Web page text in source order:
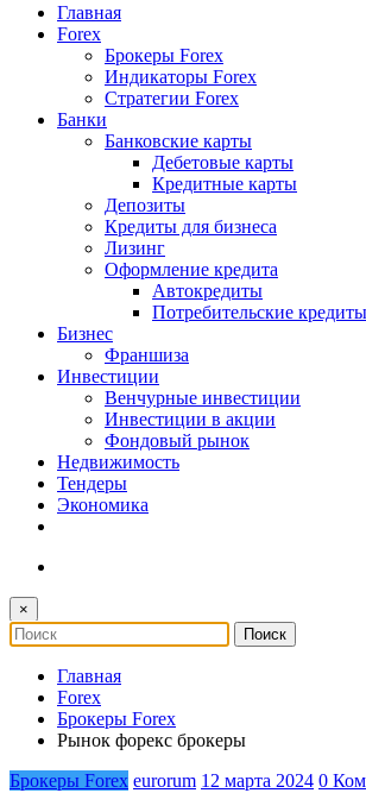
Главная
Forex
Брокеры Forex
Индикаторы Forex
Стратегии Forex
Банки
Банковские карты
Дебетовые карты
Кредитные карты
Депозиты
Кредиты для бизнеса
Лизинг
Оформление кредита
Автокредиты
Потребительские кредиты
Бизнес
Франшиза
Инвестиции
Венчурные инвестиции
Инвестиции в акции
Фондовый рынок
Недвижимость
Тендеры
Экономика
×
Главная
Forex
Брокеры Forex
Рынок форекс брокеры
Брокеры Forex eurorum 12 марта 2024 0